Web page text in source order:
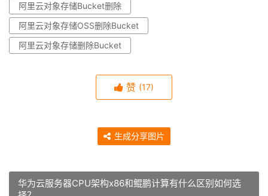
阿里云对象存储Bucket删除
阿里云对象存储OSS删除Bucket
阿里云对象存储删除Bucket
赞 (17)
生成分享图片
华为云服务器CPU架构x86和鲲鹏计算有什么区别如何选